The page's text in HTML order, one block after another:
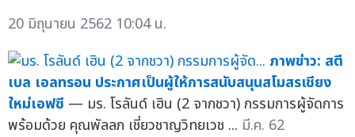
20 มิถุนายน 2562 10:04 น.
ภาพข่าว: สตี
เบล เอลทรอน ประกาศเป็นผู้ให้การสนับสนุนสโมสรเชียง
ใหม่เอฟซี — มร. โรลันด์ เฮิน (2 จากชวา) กรรมการผู้จัดการ
พร้อมด้วย คุณพัลลภ เชี่ยวชาญวิทยเวช ... มี.ค. 62